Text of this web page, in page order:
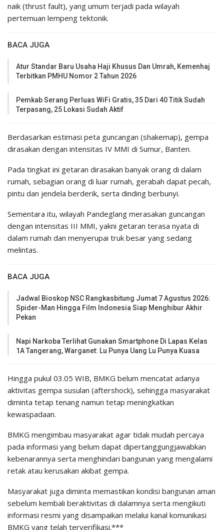
naik (thrust fault), yang umum terjadi pada wilayah
pertemuan lempeng tektonik.
BACA JUGA
Atur Standar Baru Usaha Haji Khusus Dan Umrah, Kemenhaj
Terbitkan PMHU Nomor 2 Tahun 2026
Pemkab Serang Perluas WiFi Gratis, 35 Dari 40 Titik Sudah
Terpasang, 25 Lokasi Sudah Aktif
Berdasarkan estimasi peta guncangan (shakemap), gempa
dirasakan dengan intensitas IV MMI di Sumur, Banten.
Pada tingkat ini getaran dirasakan banyak orang di dalam
rumah, sebagian orang di luar rumah, gerabah dapat pecah,
pintu dan jendela berderik, serta dinding berbunyi.
Sementara itu, wilayah Pandeglang merasakan guncangan
dengan intensitas III MMI, yakni getaran terasa nyata di
dalam rumah dan menyerupai truk besar yang sedang
melintas.
BACA JUGA
Jadwal Bioskop NSC Rangkasbitung Jumat 7 Agustus 2026:
Spider-Man Hingga Film Indonesia Siap Menghibur Akhir
Pekan
Napi Narkoba Terlihat Gunakan Smartphone Di Lapas Kelas
1A Tangerang, Warganet: Lu Punya Uang Lu Punya Kuasa
Hingga pukul 03.05 WIB, BMKG belum mencatat adanya
aktivitas gempa susulan (aftershock), sehingga masyarakat
diminta tetap tenang namun tetap meningkatkan
kewaspadaan.
BMKG mengimbau masyarakat agar tidak mudah percaya
pada informasi yang belum dapat dipertanggungjawabkan
kebenarannya serta menghindari bangunan yang mengalami
retak atau kerusakan akibat gempa.
Masyarakat juga diminta memastikan kondisi bangunan aman
sebelum kembali beraktivitas di dalamnya serta mengikuti
informasi resmi yang disampaikan melalui kanal komunikasi
BMKG yang telah terverifikasi.***